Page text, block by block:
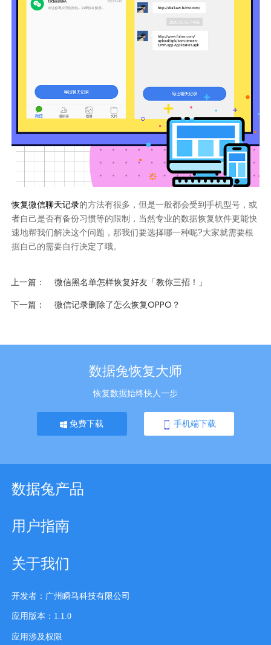
恢复微信聊天记录的方法有很多，但是一般都会受到手机型号，或
者自己是否有备份习惯等的限制，当然专业的数据恢复软件更能快
速地帮我们解决这个问题，那我们要选择哪一种呢?大家就需要根
据自己的需要自行决定了哦。
上一篇
微信黑名单怎样恢复好友「教你三招！」
下一篇
微信记录删除了怎么恢复OPPO？
数据兔恢复大师
恢复数据始终快人一步
免费下载 手机端下载
数据兔产品
用户指南
关于我们
开发者：广州瞬马科技有限公司
应用版本：1.1.0
应用涉及权限